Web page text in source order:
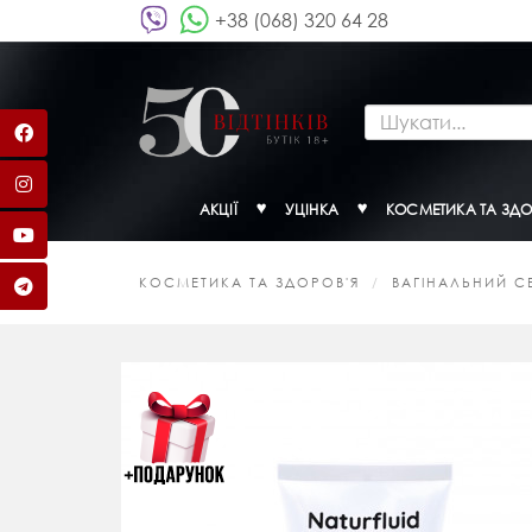
+38 (068) 320 64 28
АКЦІЇ УЦІНКА КОСМЕТИКА ТА
КОСМЕТИКА ТА ЗДОРОВ'Я ВАГІНАЛЬНИЙ